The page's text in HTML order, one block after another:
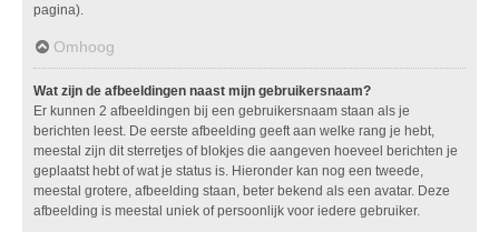
pagina).
Omhoog
Wat zijn de afbeeldingen naast mijn gebruikersnaam?
Er kunnen 2 afbeeldingen bij een gebruikersnaam staan als je
berichten leest. De eerste afbeelding geeft aan welke rang je hebt,
meestal zijn dit sterretjes of blokjes die aangeven hoeveel berichten je
geplaatst hebt of wat je status is. Hieronder kan nog een tweede,
meestal grotere, afbeelding staan, beter bekend als een avatar. Deze
afbeelding is meestal uniek of persoonlijk voor iedere gebruiker.